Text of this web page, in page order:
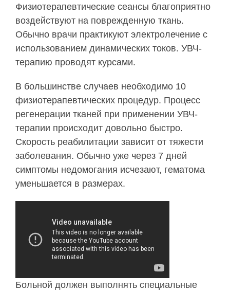
Физиотерапевтические сеансы благоприятно
воздействуют на поврежденную ткань.
Обычно врачи практикуют электролечение с
использованием динамических токов. УВЧ-
терапию проводят курсами.
В большинстве случаев необходимо 10
физиотерапевтических процедур. Процесс
регенерации тканей при применении УВЧ-
терапии происходит довольно быстро.
Скорость реабилитации зависит от тяжести
заболевания. Обычно уже через 7 дней
симптомы недомогания исчезают, гематома
уменьшается в размерах.
Больной должен выполнять специальные